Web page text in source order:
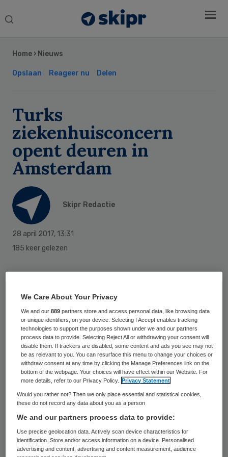
Search
Home › Nieuws
Opslaan Reageer nu Delen
Turks
ziekenhuisconcern
opent deuren in
Amsterdam
Skipr Redactie
28 april 2017, 13:31
185 keer gelezen
ziekenhuisconcern Acibadem opent
maandag 1 mei de deuren van zijn vestiging
in Amsterdam Sloterdijk. De zorginstelling
begint met elf specialismen, heeft de
instelling vrijdag gemeld.
Acibadem IMC kondigde vorig najaar aan
een vestiging te gaan openen in
van Turkse komaf, benadrukt een
Sidebar
We Care About Your Privacy
We and our889 partners store and access personal data, like browsing data
or unique identifiers, on your device. Selecting I Accept enables tracking
technologies to support the purposes shown under we and our partners
process data to provide. Selecting Reject All or withdrawing your consent will
disable them. If trackers are disabled, some content and ads you see may not
be as relevant to you. You can resurface this menu to change your choices or
withdraw consent at any time by clicking the Manage Preferences link on the
bottom of the webpage. Your choices will have effect within our Website. For
more details, refer to our Privacy Policy.
Privacy Statement
Would you rather not? Then we only place essential and statistical cookies,
these do not record any data about you as a person
We and our partners process data to provide:
Use precise geolocation data. Actively scan device characteristics for
identification. Store and/or access information on a device. Personalised
advertising and content, advertising and content measurement, audience